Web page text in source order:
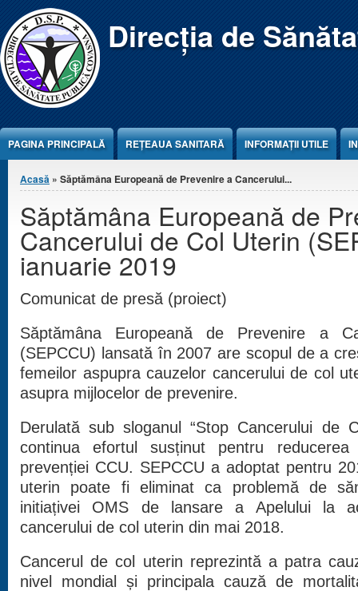
Jump to Content Direcția de
PAGINA PRINCIPALĂ REŢEAUA SANITARĂ INFORMAȚII UTILE
Eşti aici
Acasă » Săptămâna Europeană de Prevenire a Cancerului...
Săptămâna Europeană de
Cancerului de Col Uterin
ianuarie 2019
Comunicat de presă (proiect)
Săptămâna Europeană de Prevenire a
(SEPCCU) lansată în 2007 are scopul de a
femeilor aspupra cauzelor cancerului de col
asupra mijlocelor de prevenire.
Derulată sub sloganul “Stop Cancerului de
continua efortul susținut pentru
prevenției CCU. SEPCCU a adoptat pentru
uterin poate fi eliminat ca problemă de
initiațivei OMS de lansare a Apelului la
cancerului de col uterin din mai 2018.
Cancerul de col uterin reprezintă a patra
nivel mondial și principala cauză de